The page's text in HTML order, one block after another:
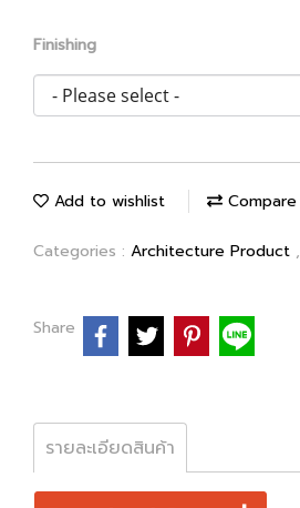
Finishing
Add to wishlist Compare
Categories : Architecture Product ,
Share
รายละเอียดสินค้า